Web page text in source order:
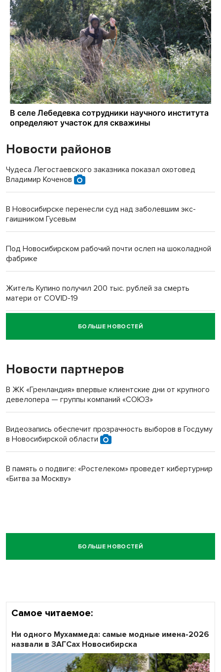
Новости районов
Чудеса Легостаевского заказника показал охотовед
Владимир Коченов
В Новосибирске перенесли суд над заболевшим экс-
гаишником Гусевым
Под Новосибирском рабочий почти ослеп на шоколадной
фабрике
Житель Купино получил 200 тыс. рублей за смерть
матери от COVID-19
Новосибирский суд наказал водителя за смерть
пенсионерки на вокзале
БОЛЬШЕ НОВОСТЕЙ
Новости партнеров
В ЖК «Гренландия» впервые клиентские дни от крупного
девелопера — группы компаний «СОЮЗ»
Видеозапись обеспечит прозрачность выборов в Госдуму
в Новосибирской области
В память о подвиге: «Ростелеком» проведет кибертурнир
«Битва за Москву»
БОЛЬШЕ НОВОСТЕЙ
Самое читаемое:
Ни одного Мухаммеда: самые модные имена-2026
назвали в ЗАГСах Новосибирска